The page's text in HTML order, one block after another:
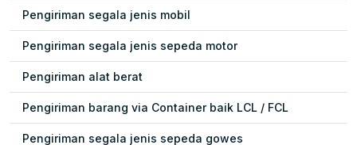
Pengiriman segala jenis mobil
Pengiriman segala jenis sepeda motor
Pengiriman alat berat
Pengiriman barang via Container baik LCL / FCL
Pengiriman segala jenis sepeda gowes